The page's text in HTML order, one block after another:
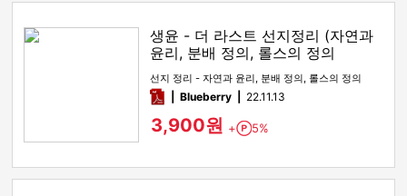
생윤 - 더 라스트 선지정리 (자연과
윤리, 분배 정의, 롤스의 정의
선지 정리 - 자연과 윤리, 분배 정의, 롤스의 정의
pdfBlueberry 22.11.13
3,900원 + Point
5%